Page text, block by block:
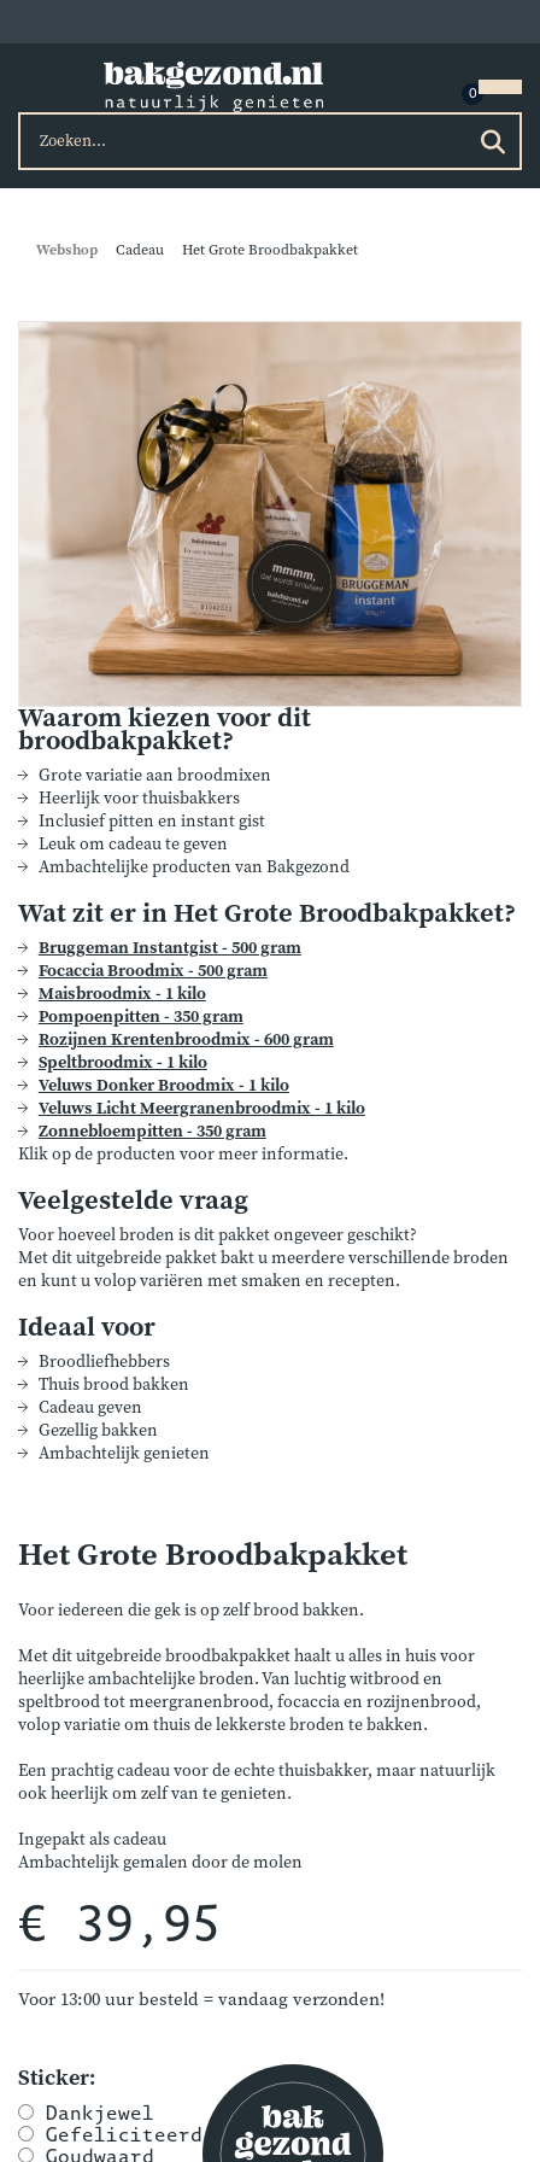
Webshop Cadeau Het Grote Broodbakpakket
Waarom kiezen voor dit
broodbakpakket?
Grote variatie aan broodmixen
Heerlijk voor thuisbakkers
Inclusief pitten en instant gist
Leuk om cadeau te geven
Ambachtelijke producten van Bakgezond
Wat zit er in Het Grote Broodbakpakket?
Bruggeman Instantgist - 500 gram
Focaccia Broodmix - 500 gram
Maisbroodmix - 1 kilo
Pompoenpitten - 350 gram
Rozijnen Krentenbroodmix - 600 gram
Speltbroodmix - 1 kilo
Veluws Donker Broodmix - 1 kilo
Veluws Licht Meergranenbroodmix - 1 kilo
Zonnebloempitten - 350 gram
Klik op de producten voor meer informatie.
Veelgestelde vraag
Voor hoeveel broden is dit pakket ongeveer geschikt?
Met dit uitgebreide pakket bakt u meerdere verschillende broden
en kunt u volop variëren met smaken en recepten.
Ideaal voor
Broodliefhebbers
Thuis brood bakken
Cadeau geven
Gezellig bakken
Ambachtelijk genieten
Het Grote Broodbakpakket
Voor iedereen die gek is op zelf brood bakken.
Met dit uitgebreide broodbakpakket haalt u alles in huis voor
heerlijke ambachtelijke broden. Van luchtig witbrood en
speltbrood tot meergranenbrood, focaccia en rozijnenbrood,
volop variatie om thuis de lekkerste broden te bakken.
Een prachtig cadeau voor de echte thuisbakker, maar natuurlijk
ook heerlijk om zelf van te genieten.
Ingepakt als cadeau
Ambachtelijk gemalen door de molen
€ 39,95
Voor 13:00 uur besteld = vandaag verzonden!
Sticker:
Dankjewel
Gefeliciteerd